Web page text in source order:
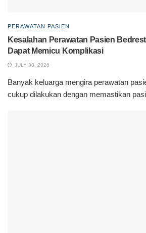
PERAWATAN PASIEN
Kesalahan Perawatan Pasien
Dapat Memicu Komplikasi
JULY 30, 2026
Banyak keluarga mengira perawatan
cukup dilakukan dengan memastikan